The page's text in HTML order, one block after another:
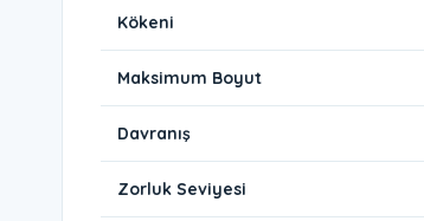
Kökeni
Maksimum Boyut
Davranış
Zorluk Seviyesi